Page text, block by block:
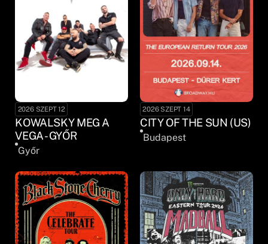
2026 SZEPT 12
KOWALSKY MEG A
VEGA - GYŐR
Győr
2026 SZEPT 14
CITY OF THE SUN (US)
Budapest